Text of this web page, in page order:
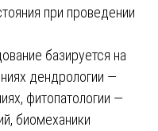
при проведении
базируется на
дендрологии —
фитопатологии —
биомеханики